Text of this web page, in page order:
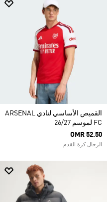
القميص الأساسي لنادي ARSENAL
FC لموسم 26/27
OMR 52.50
الرجال كرة القدم